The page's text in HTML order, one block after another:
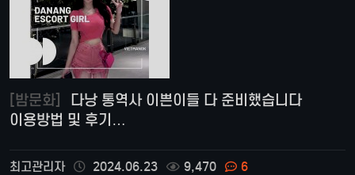
[밤문화]
이용방법 및 후기…
최고관리자 2024.06.23 9,470 6